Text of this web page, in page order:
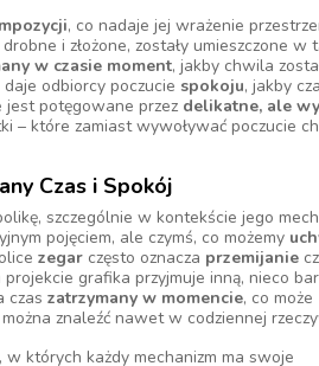
, co nadaje jej wrażenie
i złożone, zostały umieszczone w
w czasie moment, jakby chwila
odbiorcy poczucie spokoju, jakby
jest potęgowane przez delikatne, ale
– które zamiast wywoływać poczucie
Czas i Spokój
szczególnie w kontekście jego
pojęciem, ale czymś, co możemy
zegar często oznacza przemijanie
grafika przyjmuje inną, nieco
czas zatrzymany w momencie, co może
znaleźć nawet w codziennej
których każdy mechanizm ma swoje